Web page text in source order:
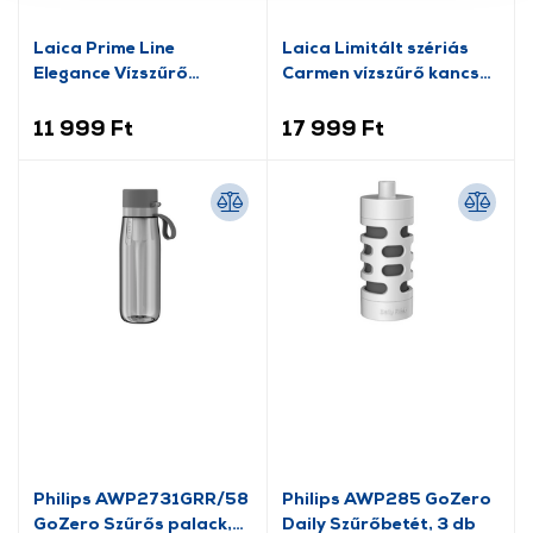
Laica Prime Line
Elegance Vízszűrő
11 999 Ft
Laica Limitált szériás
Carmen vízszűrő kancsó
17 999 Ft
Philips AWP2731GRR/58
GoZero Szűrős palack,
Philips AWP285 GoZero
Daily Szűrőbetét, 3 db